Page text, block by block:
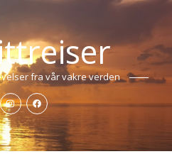
fra vår vakre verden